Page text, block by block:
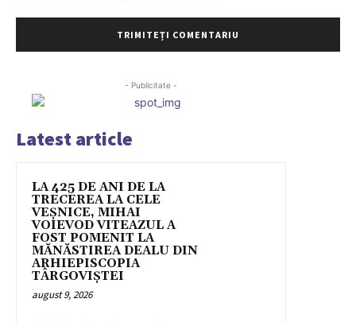
- Publicitate -
Latest article
LA 425 DE ANI DE LA
TRECEREA LA CELE
VEȘNICE, MIHAI
VOIEVOD VITEAZUL A
FOST POMENIT LA
MĂNĂSTIREA DEALU DIN
ARHIEPISCOPIA
TÂRGOVIȘTEI
august 9, 2026